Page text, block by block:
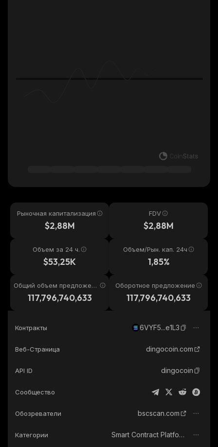
Рыночная капитализация
$2,88M
FDV
$2,88M
Объем за 24 ч.
$53,25K
Объем/Рын. кап. 24ч
1,85%
Общий объем предложени
117,796,740,633
Оборотное предложение
117,796,740,633
Контракты 6VYF5...e1L3
Веб-Страница dingocoin.com
API ID dingocoin
Сообщество
Обозреватели bscscan.com
Категории Smart Contract Platform